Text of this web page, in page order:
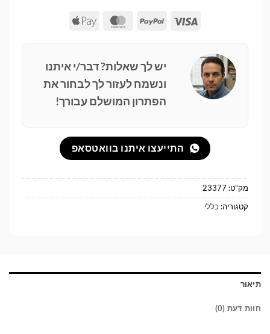
Visa
PayPal
MasterCard
Apple
יש לך שאלות? דבר/י איתנו
ונשמח לעזור לך לבחור את
הפתרון המושלם עבורך!
התייעצו איתנו בוואטסאפ
מק"ט: 23377
קטגוריה: כללי
תיאור
חוות דעת (0)